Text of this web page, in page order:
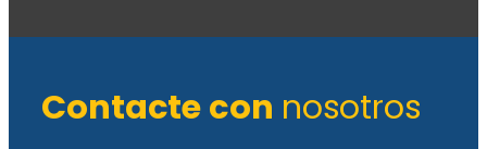
Contacte con nosotros